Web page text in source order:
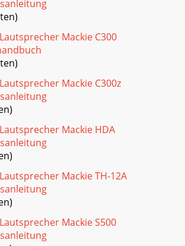
Mackie C300
Mackie C300z
Mackie HDA
Mackie TH-12A
Mackie S500